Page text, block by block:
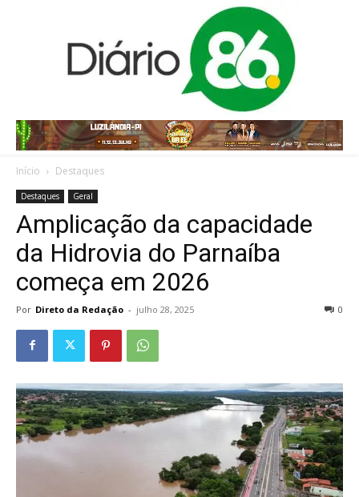
Início Destaques
Destaques Geral
Amplicação da capacidade
da Hidrovia do Parnaíba
começa em 2026
Por Direto da Redação - julho 28, 2025 0